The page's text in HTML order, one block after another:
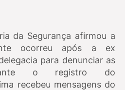
da Segurança afirmou a
ocorreu após a ex
para denunciar as
o registro do
recebeu mensagens do